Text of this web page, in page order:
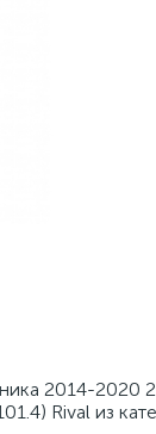
2014-2020
Rival из